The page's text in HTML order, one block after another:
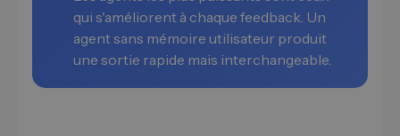
qui s'améliorent à chaque feedback. Un
agent sans mémoire utilisateur produit
une sortie rapide mais interchangeable.